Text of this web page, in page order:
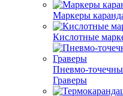
Маркеры
Кислотные
Пневмо-
Граверы